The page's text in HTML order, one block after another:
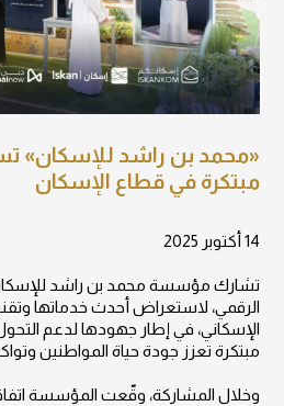
«محمد بن راشد للإسكان»
مبتكرة في قطاع الإسكان
14 أكتوبر 2025
تشارك مؤسسة محمد بن راشد
الرقمي، لاستعراض أحدث خدماتها
الإسكاني، في إطار جهودها لدعم
مبتكرة تعزز جودة حياة المواطنين
وخلال المشاركة، وقّعت المؤسسة